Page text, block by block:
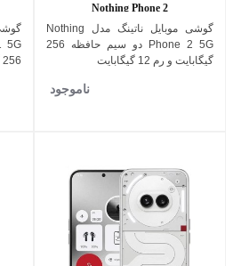
Nothing Phone 2
گوشی موبایل ناتینگ مدل Nothing
Phone 2 5G دو سیم حافظه 256
گیگابایت و رم 12 گیگابایت
ناموجود
256 گیگابایت و رم 8 گیگابایت